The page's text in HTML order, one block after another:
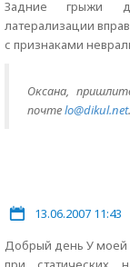
Задние грыжи
латерализации
с признаками
Оксана,
почтеlo@dikul.net.
13.06.2007 11:43
Добрый день У моей